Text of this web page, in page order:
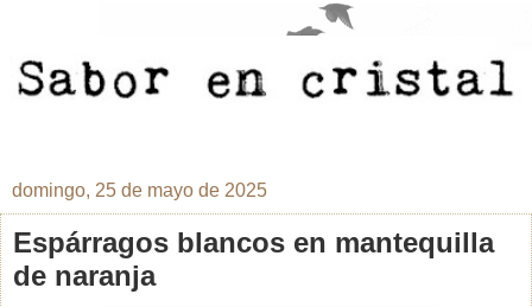
domingo, 25 de mayo de 2025
Espárragos blancos en mantequilla
de naranja